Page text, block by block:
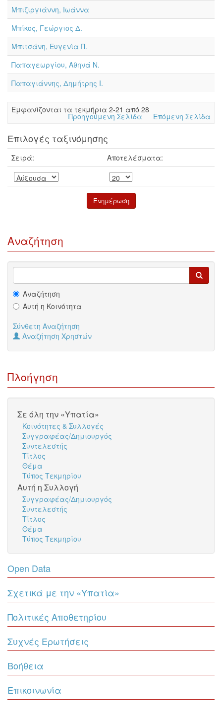
Μπιζιργιάννη, Ιωάννα
Μπίκος, Γεώργιος Δ.
Μπιτσάνη, Ευγενία Π.
Παπαγεωργίου, Αθηνά Ν.
Παπαγιάννης, Δημήτρης Ι.
Eμφανίζονται τα τεκμήρια 2-21 από 28
Προηγούμενη Σελίδα Επόμενη Σελίδα
Επιλογές ταξινόμησης
Σειρά: Αποτελέσματα:
Αναζήτηση
Αναζήτηση
Αυτή η Κοινότητα
Σύνθετη Αναζήτηση
Αναζήτηση Χρηστών
Πλοήγηση
Σε όλη την «Υπατία»
Κοινότητες & Συλλογές
Συγγραφέας/Δημιουργός
Συντελεστής
Τίτλος
Θέμα
Τύπος Τεκμηρίου
Αυτή η Συλλογή
Συγγραφέας/Δημιουργός
Συντελεστής
Τίτλος
Θέμα
Τύπος Τεκμηρίου
Open Data
Σχετικά με την «Υπατία»
Πολιτικές Αποθετηρίου
Συχνές Ερωτήσεις
Βοήθεια
Επικοινωνία